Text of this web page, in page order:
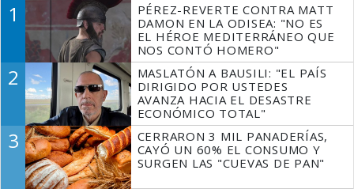
1
PÉREZ-REVERTE CONTRA MATT
DAMON EN LA ODISEA: "NO ES
EL HÉROE MEDITERRÁNEO QUE
NOS CONTÓ HOMERO"
2
MASLATÓN A BAUSILI: "EL PAÍS
DIRIGIDO POR USTEDES
AVANZA HACIA EL DESASTRE
ECONÓMICO TOTAL"
3
CERRARON 3 MIL PANADERÍAS,
CAYÓ UN 60% EL CONSUMO Y
SURGEN LAS "CUEVAS DE PAN"